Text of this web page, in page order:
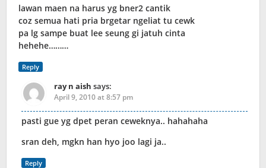
lawan maen na harus yg bner2 cantik
coz semua hati pria brgetar ngeliat tu cewk
pa lg sampe buat lee seung gi jatuh cinta
hehehe………
Reply
ray n aish says:
April 9, 2010 at 8:57 pm
pasti gue yg dpet peran ceweknya.. hahahaha
sran deh, mgkn han hyo joo lagi ja..
Reply